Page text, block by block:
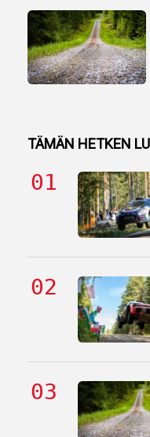
TÄMÄN HETKEN